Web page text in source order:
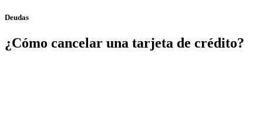
Deudas
¿Cómo cancelar una tarjeta de crédito?